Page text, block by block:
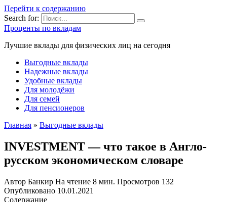
Перейти к содержанию
Search for:
Проценты по вкладам
Лучшие вклады для физических лиц на сегодня
Выгодные вклады
Надежные вклады
Удобные вклады
Для молодёжи
Для семей
Для пенсионеров
Главная » Выгодные вклады
INVESTMENT — что такое в Англо-
русском экономическом словаре
Автор Банкир На чтение 8 мин. Просмотров 132
Опубликовано 10.01.2021
Содержание